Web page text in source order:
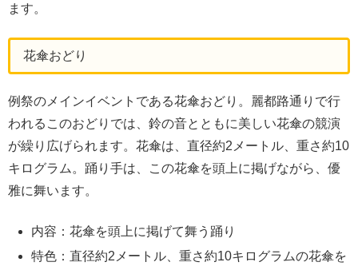
ます。
花傘おどり
例祭のメインイベントである花傘おどり。麗都路通りで行
われるこのおどりでは、鈴の音とともに美しい花傘の競演
が繰り広げられます。花傘は、直径約2メートル、重さ約10
キログラム。踊り手は、この花傘を頭上に掲げながら、優
雅に舞います。
内容：花傘を頭上に掲げて舞う踊り
特色：直径約2メートル、重さ約10キログラムの花傘を